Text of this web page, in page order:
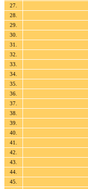
27.
28.
29.
30.
31.
32.
33.
34.
35.
36.
37.
38.
39.
40.
41.
42.
43.
44.
45.